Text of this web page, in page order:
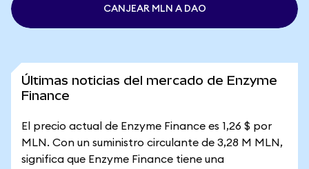
CANJEAR MLN A DAO
Últimas noticias del mercado de Enzyme
Finance
El precio actual de Enzyme Finance es 1,26 $ por
MLN. Con un suministro circulante de 3,28 M MLN,
significa que Enzyme Finance tiene una